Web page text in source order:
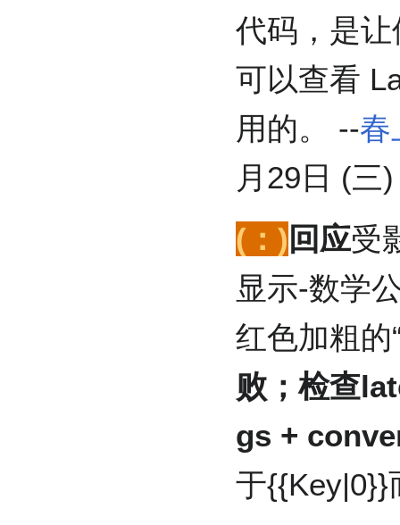
代码，是
可以查看
用的。 --春
月29日 (三
(：) 回应受
显示-数学
红色加粗的
败；检查
gs +
于{{Key|0}}